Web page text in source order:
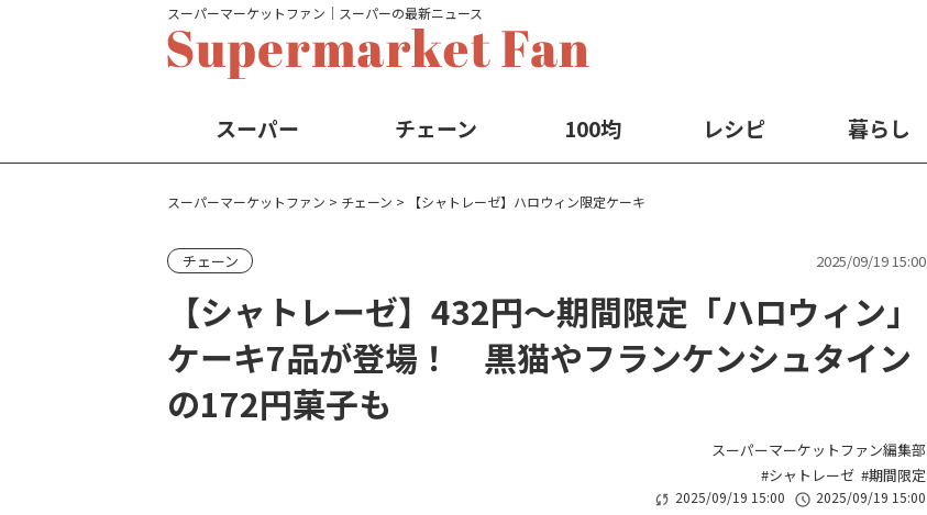
スーパーマーケットファン│スーパーの最新ニュース
スーパー チェーン 100均 レシピ 暮らし
スーパーマーケットファン > チェーン > 【シャトレーゼ】ハロウィン限定ケーキ
チェーン 2025/09/19 15:00
【シャトレーゼ】432円～期間限定「ハロウィン」
ケーキ7品が登場！ 黒猫やフランケンシュタイン
の172円菓子も
スーパーマーケットファン編集部
シャトレーゼ
期間限定
2025/09/19 15:00 2025/09/19 15:00